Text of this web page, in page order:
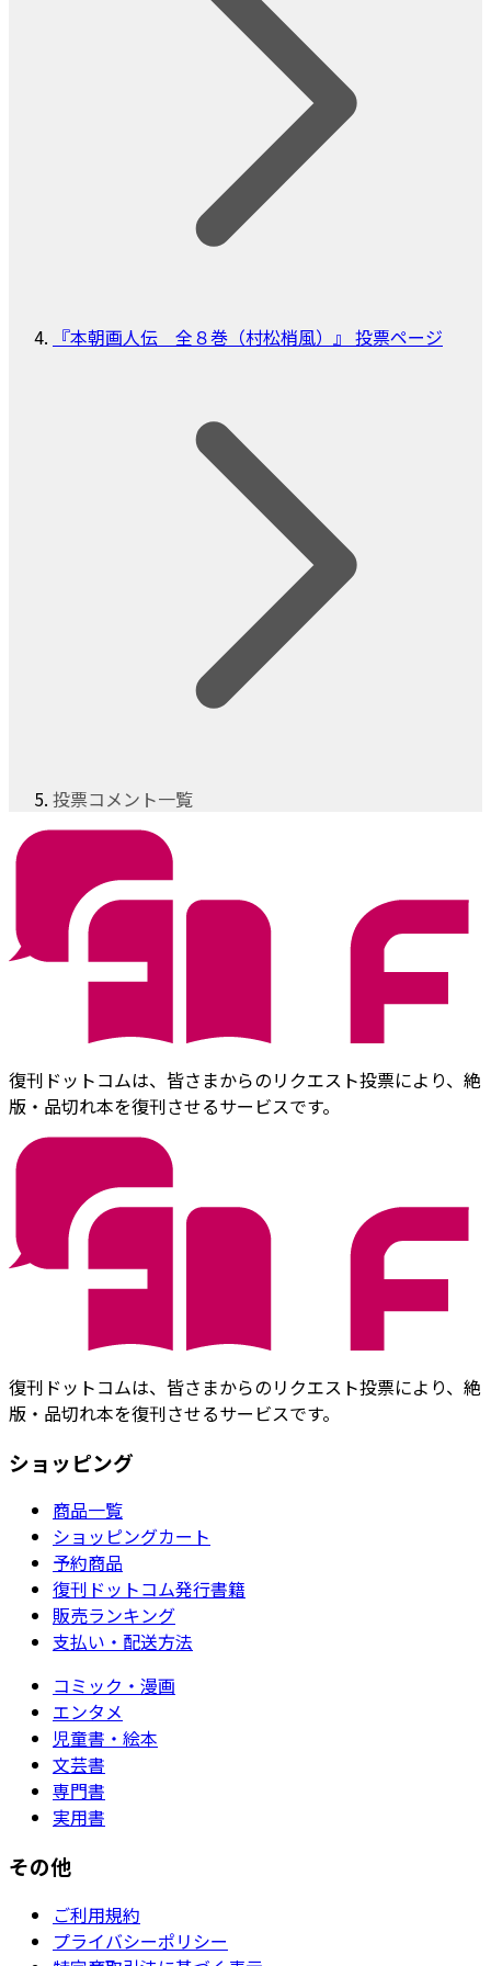
『本朝画人伝 全８巻（村松梢風）』 投票ページ
投票コメント一覧
復刊ドットコムは、皆さまからのリクエスト投票により、絶
版・品切れ本を復刊させるサービスです。
復刊ドットコムは、皆さまからのリクエスト投票により、絶
版・品切れ本を復刊させるサービスです。
ショッピング
商品一覧
ショッピングカート
予約商品
復刊ドットコム発行書籍
販売ランキング
支払い・配送方法
コミック・漫画
エンタメ
児童書・絵本
文芸書
専門書
実用書
その他
ご利用規約
プライバシーポリシー